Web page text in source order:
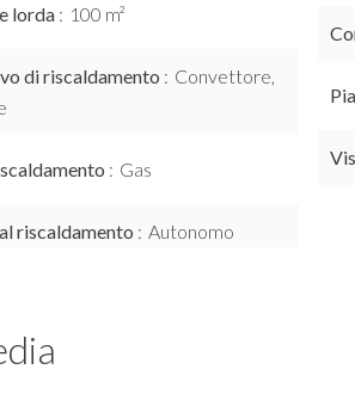
lorda 100 m²
di riscaldamento
Convettore,
Gas
riscaldamento Autonomo